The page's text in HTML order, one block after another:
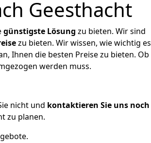
Geesthacht
günstigste Lösung zu bieten. Wir sind
zu bieten. Wir wissen, wie wichtig es
Ihnen die besten Preise zu bieten. Ob
werden muss.
nicht und kontaktieren Sie uns noch
zu planen.